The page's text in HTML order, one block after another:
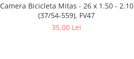
Camera Bicicleta Mitas - 26 x 1.50 - 2.10
(37/54-559), FV47
35,00 Lei